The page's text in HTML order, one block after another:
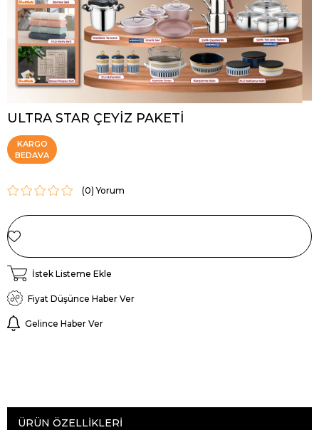
ULTRA STAR ÇEYİZ PAKETİ
KARGO
BEDAVA
(0)
İstek Listeme Ekle
Fiyat Düşünce Haber Ver
Gelince Haber Ver
ÜRÜN ÖZELLIKLERI